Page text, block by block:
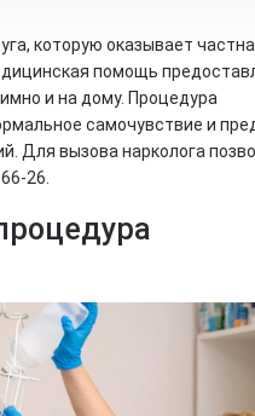
которую оказывает
помощь
и на дому. Процедура
самочувствие и
Для вызова нарколога
26.